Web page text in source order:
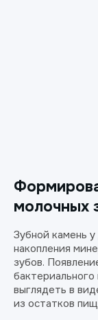
молочных
Зубной камень
накопления
зубов.
выглядеть в
из остатков